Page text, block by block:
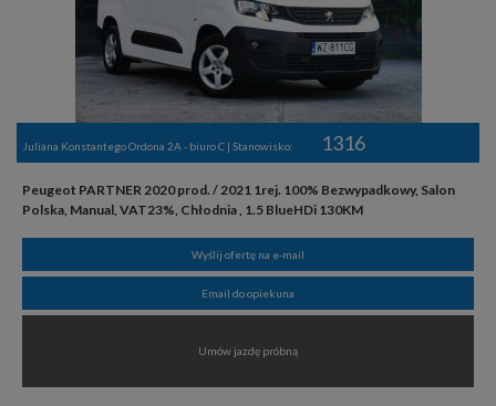
Juliana Konstantego Ordona 2A - biuro C | Stanowisko: 1316
Peugeot PARTNER 2020 prod. / 2021 1rej. 100% Bezwypadkowy, Salon
Polska, Manual, VAT23%, Chłodnia , 1.5 BlueHDi 130KM
Wyślij ofertę na e-mail
Email do opiekuna
Umów jazdę próbną